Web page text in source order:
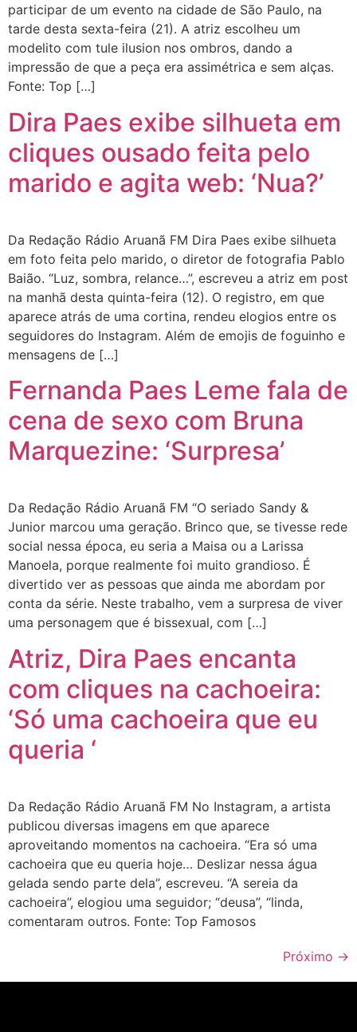
participar de um evento na cidade de São Paulo, na
tarde desta sexta-feira (21). A atriz escolheu um
modelito com tule ilusion nos ombros, dando a
impressão de que a peça era assimétrica e sem alças.
Fonte: Top […]
Dira Paes exibe silhueta em
cliques ousado feita pelo
marido e agita web: ‘Nua?’
Da Redação Rádio Aruanã FM Dira Paes exibe silhueta
em foto feita pelo marido, o diretor de fotografia Pablo
Baião. “Luz, sombra, relance…”, escreveu a atriz em post
na manhã desta quinta-feira (12). O registro, em que
aparece atrás de uma cortina, rendeu elogios entre os
seguidores do Instagram. Além de emojis de foguinho e
mensagens de […]
Fernanda Paes Leme fala de
cena de sexo com Bruna
Marquezine: ‘Surpresa’
Da Redação Rádio Aruanã FM “O seriado Sandy &
Junior marcou uma geração. Brinco que, se tivesse rede
social nessa época, eu seria a Maisa ou a Larissa
Manoela, porque realmente foi muito grandioso. É
divertido ver as pessoas que ainda me abordam por
conta da série. Neste trabalho, vem a surpresa de viver
uma personagem que é bissexual, com […]
Atriz, Dira Paes encanta
com cliques na cachoeira:
‘Só uma cachoeira que eu
queria ‘
Da Redação Rádio Aruanã FM No Instagram, a artista
publicou diversas imagens em que aparece
aproveitando momentos na cachoeira. “Era só uma
cachoeira que eu queria hoje… Deslizar nessa água
gelada sendo parte dela”, escreveu. “A sereia da
cachoeira”, elogiou uma seguidor; “deusa”, “linda,
comentaram outros. Fonte: Top Famosos
Próximo →